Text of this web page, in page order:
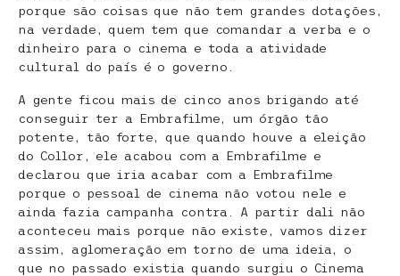
porque são coisas que não tem grandes dotações,
na verdade, quem tem que comandar a verba e o
dinheiro para o cinema e toda a atividade
cultural do país é o governo.
A gente ficou mais de cinco anos brigando até
conseguir ter a Embrafilme, um órgão tão
potente, tão forte, que quando houve a eleição
do Collor, ele acabou com a Embrafilme e
declarou que iria acabar com a Embrafilme
porque o pessoal de cinema não votou nele e
ainda fazia campanha contra. A partir dali não
aconteceu mais porque não existe, vamos dizer
assim, aglomeração em torno de uma ideia, o
que no passado existia quando surgiu o Cinema